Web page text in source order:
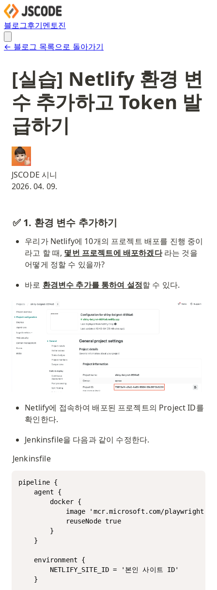
블로그후기멘토진
← 블로그 목록으로 돌아가기
[실습] Netlify 환경 변
수 추가하고 Token 발
급하기
JSCODE 시니
2026. 04. 09.
✅ 1. 환경 변수 추가하기
우리가 Netlify에 10개의 프로젝트 배포를 진행 중이
라고 할 때, 몇번 프로젝트에 배포하겠다 라는 것을
어떻게 정할 수 있을까?
바로 환경변수 추가를 통하여 설정할 수 있다.
Netlify에 접속하여 배포된 프로젝트의 Project ID를
확인한다.
Jenkinsfile을 다음과 같이 수정한다.
Jenkinsfile
pipeline {
    agent {
        docker {
image 'mcr.microsoft.com/
            reuseNode true
        }
    }
    environment {
        NETLIFY_SITE_ID = '본인 사이트 ID'
    }